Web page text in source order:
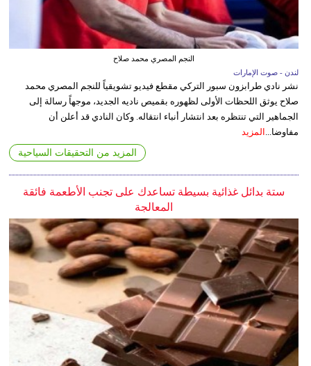
النجم المصري محمد صلاح
لندن - صوت الإمارات
نشر نادي طرابزون سبور التركي مقطع فيديو تشويقياً للنجم المصري محمد
صلاح يوثق اللحظات الأولى لظهوره بقميص ناديه الجديد، موجهاً رسالة إلى
الجماهير التي تنتظره بعد انتشار أنباء انتقاله. وكان النادي قد أعلن أن
مفاوضا... المزيد
المزيد من التحقيقات السياحية
ستة بدائل غذائية بسيطة تساعدك على تجنب الأطعمة فائقة
المعالجة